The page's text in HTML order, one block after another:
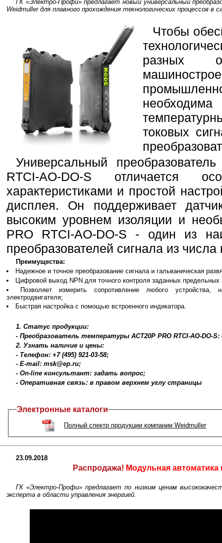
ГК «Электро-Профи» предлагает новый универсальный
Weidmuller для плавного прохождения технологических процессов
Чтобы
разных
токовых
Универсальный
RTCI-AO-DO-S отличается
характеристиками и простой
дисплея. Он поддерживает
высоким уровнем изоляции и
PRO RTCI-AO-DO-S - один из
преобразователей сигнала из
Преимущества:
Надежное и точное преобразование сигнала и гальваническая
Цифровой выход NPN для точного контроля заданных предельных
Позволяет измерить сопротивление любого устройства,
электродвигателя;
Быстрая настройка с помощью встроенного индикатора.
1. Статус продукции:
- Преобразователь температуры ACT20P PRO RTCI-AO-DO-
2. Узнать наличие и цены:
- Телефон: +7 (495) 921-03-58;
- E-mail: msk@ep.ru;
- On-line консультант: задать вопрос;
- Оперативная связь: в правом верхнем углу страницы
Электронные каталоги
Полный спектр продукции компании Weidmuller
23.09.2018
Распродажа! Модульная автоматика
ГК «Электро-Профи» предлагает по низким ценам
эксперта в области управления энергией.